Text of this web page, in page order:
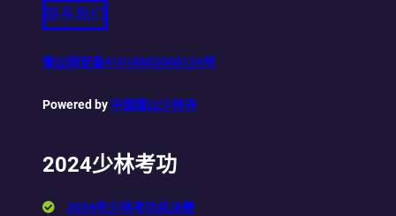
联系我们
豫公网安备41018502000124号
Powered by 中国嵩山少林寺
2024少林考功
2024年少林考功总决赛